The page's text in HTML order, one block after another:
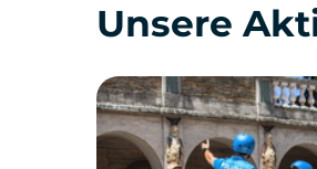
Unsere